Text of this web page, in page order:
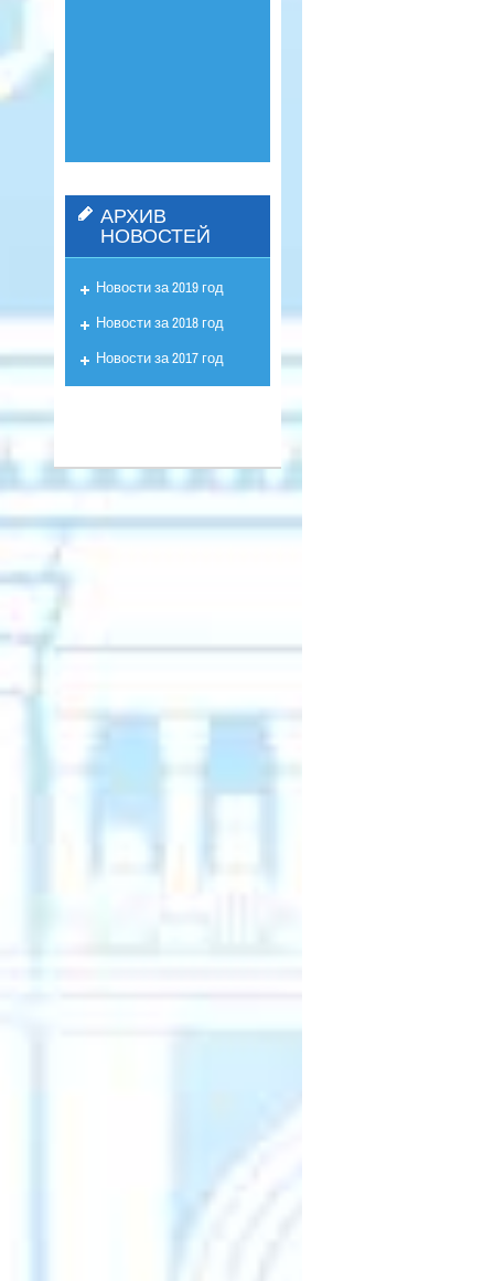
АРХИВ
НОВОСТЕЙ
Новости за 2019 год
Новости за 2018 год
Новости за 2017 год